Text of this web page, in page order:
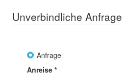
Unverbindliche Anfrage
Anfrage
Anreise *